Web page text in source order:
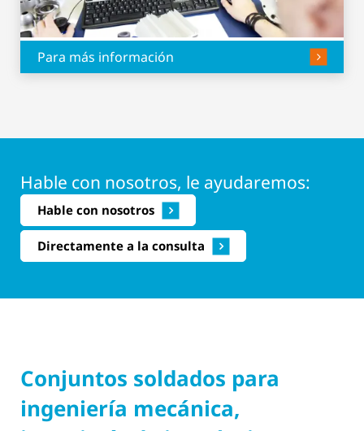
Para más información
Hable con nosotros, le ayudaremos:
Hable con nosotros
Directamente a la consulta
Conjuntos soldados para
ingeniería mecánica,